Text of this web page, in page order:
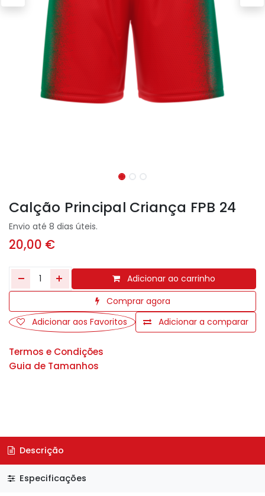
Calção Principal Criança FPB 24
Envio até 8 dias úteis.
20,00 €
Adicionar ao carrinho
Comprar agora
Adicionar a comparar
Adicionar aos Favoritos
Termos e Condições
Guia de Tamanhos
Descrição
Especificações